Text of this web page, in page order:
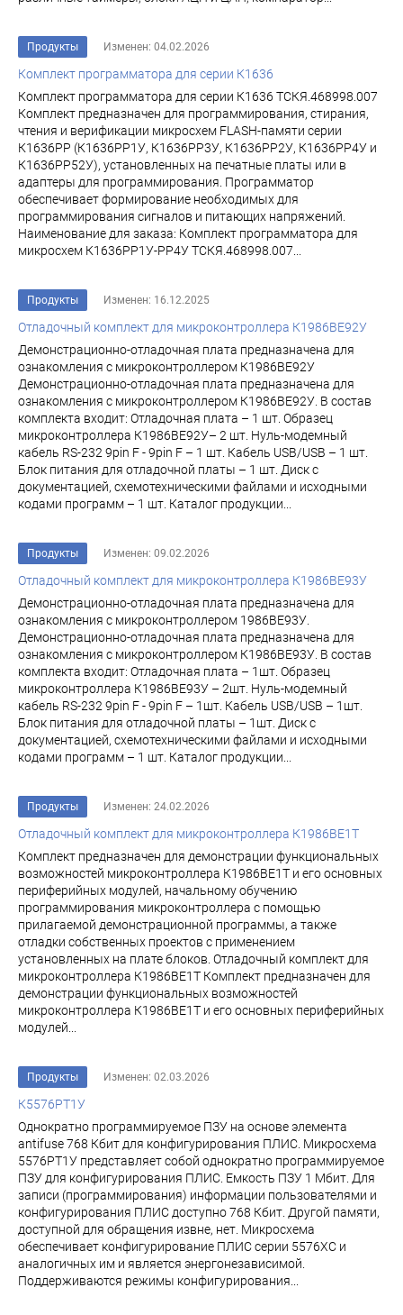
Продукты Изменен: 04.02.2026
Комплект программатора для серии К1636
Комплект программатора для серии К1636 ТСКЯ.468998.007
Комплект предназначен для программирования, стирания,
чтения и верификации микросхем FLASH-памяти серии
К1636РР (К1636РР1У, К1636РР3У, К1636РР2У, К1636РР4У и
К1636РР52У), установленных на печатные платы или в
адаптеры для программирования. Программатор
обеспечивает формирование необходимых для
программирования сигналов и питающих напряжений.
Наименование для заказа: Комплект программатора для
микросхем К1636РР1У-РР4У ТСКЯ.468998.007...
Продукты Изменен: 16.12.2025
Отладочный комплект для микроконтроллера К1986ВЕ92У
Демонстрационно-отладочная плата предназначена для
ознакомления с микроконтроллером К1986ВЕ92У
Демонстрационно-отладочная плата предназначена для
ознакомления с микроконтроллером К1986ВЕ92У. В состав
комплекта входит: Отладочная плата – 1 шт. Образец
микроконтроллера К1986ВЕ92У– 2 шт. Нуль-модемный
кабель RS-232 9pin F - 9pin F – 1 шт. Кабель USB/USB – 1 шт.
Блок питания для отладочной платы – 1 шт. Диск с
документацией, схемотехническими файлами и исходными
кодами программ – 1 шт. Каталог продукции...
Продукты Изменен: 09.02.2026
Отладочный комплект для микроконтроллера К1986ВЕ93У
Демонстрационно-отладочная плата предназначена для
ознакомления с микроконтроллером 1986ВЕ93У.
Демонстрационно-отладочная плата предназначена для
ознакомления с микроконтроллером К1986ВЕ93У. В состав
комплекта входит: Отладочная плата – 1шт. Образец
микроконтроллера К1986ВЕ93У – 2шт. Нуль-модемный
кабель RS-232 9pin F - 9pin F – 1шт. Кабель USB/USB – 1шт.
Блок питания для отладочной платы – 1шт. Диск с
документацией, схемотехническими файлами и исходными
кодами программ – 1 шт. Каталог продукции...
Продукты Изменен: 24.02.2026
Отладочный комплект для микроконтроллера К1986ВЕ1Т
Комплект предназначен для демонстрации функциональных
возможностей микроконтроллера К1986ВЕ1Т и его основных
периферийных модулей, начальному обучению
программирования микроконтроллера с помощью
прилагаемой демонстрационной программы, а также
отладки собственных проектов с применением
установленных на плате блоков. Отладочный комплект для
микроконтроллера К1986ВЕ1Т Комплект предназначен для
демонстрации функциональных возможностей
микроконтроллера К1986ВЕ1Т и его основных периферийных
модулей...
Продукты Изменен: 02.03.2026
К5576РТ1У
Однократно программируемое ПЗУ на основе элемента
antifuse 768 Кбит для конфигурирования ПЛИС. Микросхема
5576РТ1У представляет собой однократно программируемое
ПЗУ для конфигурирования ПЛИС. Емкость ПЗУ 1 Мбит. Для
записи (программирования) информации пользователями и
конфигурирования ПЛИС доступно 768 Кбит. Другой памяти,
доступной для обращения извне, нет. Микросхема
обеспечивает конфигурирование ПЛИС серии 5576ХС и
аналогичных им и является энергонезависимой.
Поддерживаются режимы конфигурирования...